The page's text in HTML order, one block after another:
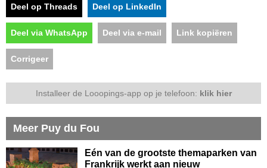
Deel op Threads Deel op LinkedIn
Deel via WhatsApp Deel via e-mail Link kopiëren
Corrigeer
Installeer de Looopings-app op je telefoon: klik hier
Meer Puy du Fou
Eén van de grootste themaparken van
Frankrijk werkt aan nieuw